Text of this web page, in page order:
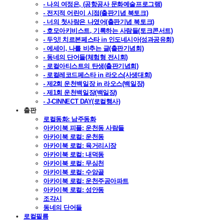
- 나의 여정은, (공항공사 문화예술프로그램)
- 전지적 어린이 시점(출판기념 북토크)
- 너의 첫사랑은 나였어(출판기념 북토크)
- 호모아키비스트, 기록하는 사람들(토크콘서트)
- 두잇! 치르본페스타 in 인도네시아(성과공유회)
- 에세이, 나를 비추는 글(출판기념회)
- 동네의 단어들(체험형 전시회)
- 로컬아티스트의 탄생(출판기념회)
- 로컬레코드페스타 in 라오스(사생대회)
- 제2회 운천백일장 in 라오스(백일장)
- 제1회 운천백일장(백일장)
- J-CINNECT DAY(로컬행사)
출판
로컬동화: 남주동화
아카이북 피플: 운천동 사람들
아카이북 로컬: 운천동
아카이북 로컬: 육거리시장
아카이북 로컬: 내덕동
아카이북 로컬: 무심천
아카이북 로컬: 수암골
아카이북 로컬: 운천주공아파트
아카이북 로컬: 성안동
조각시
동네의 단어들
로컬필름